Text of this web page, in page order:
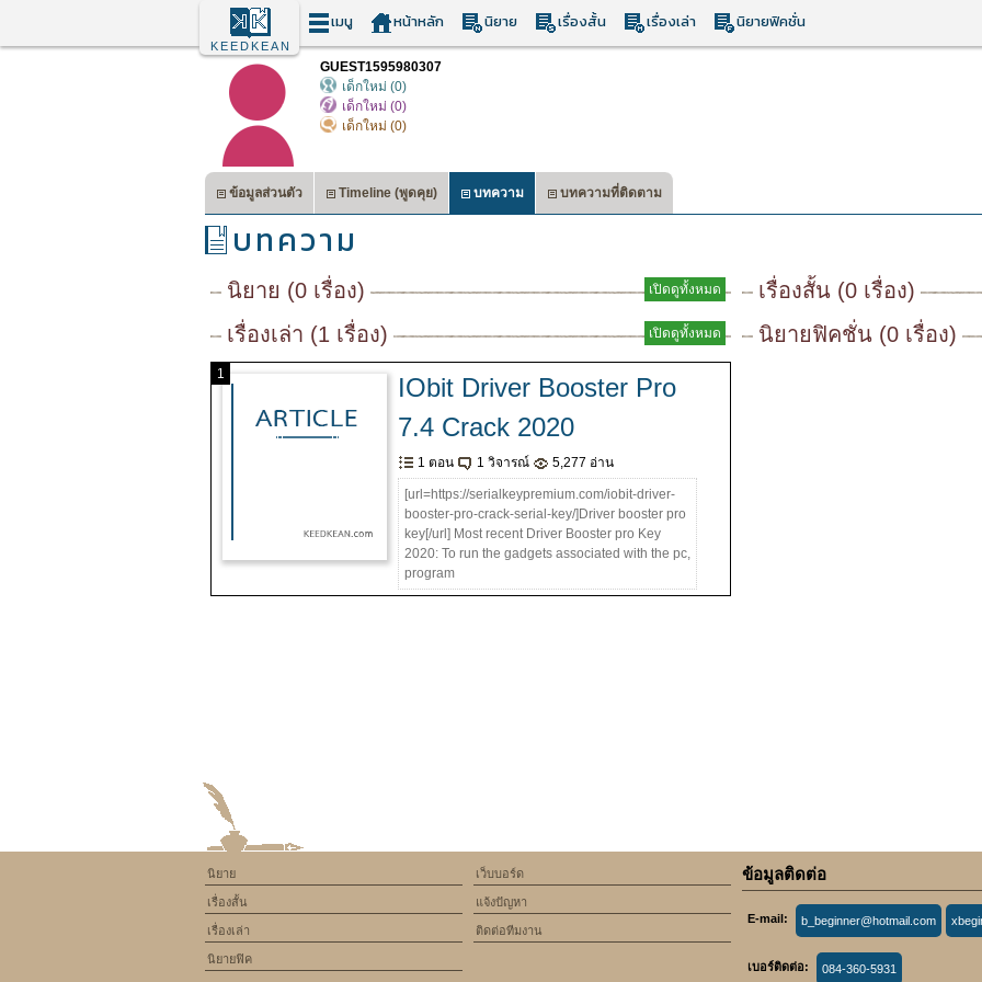
KEEDKEAN
เมนู หน้าหลัก นิยาย เรื่องสั้น เรื่องเล่า นิยายฟิคชั่น
GUEST1595980307
เด็กใหม่ (0)
เด็กใหม่ (0)
เด็กใหม่ (0)
ข้อมูลส่วนตัว Timeline (พูดคุย) บทความ บทความที่ติดตาม
บทความ
นิยาย (0 เรื่อง) เปิดดูทั้งหมด เรื่องสั้น (0 เรื่อง)
เรื่องเล่า (1 เรื่อง) เปิดดูทั้งหมด
1
IObit Driver Booster Pro
7.4 Crack 2020
1 ตอน 1 วิจารณ์ 5,277 อ่าน
[url=https://serialkeypremium.com/iobit-driver-
booster-pro-crack-serial-key/]Driver booster pro
key[/url] Most recent Driver Booster pro Key
2020: To run the gadgets associated with the pc,
program
นิยายฟิคชั่น (0 เรื่อง)
เว็บบอร์ด
แจ้งปัญหา
ติดต่อทีมงาน
นิยาย
เรื่องสั้น
เรื่องเล่า
นิยายฟิค
ข้อมูลติดต่อ
E-mail: b_beginner@hotmail.com
เบอร์ติดต่อ: 084-360-5931